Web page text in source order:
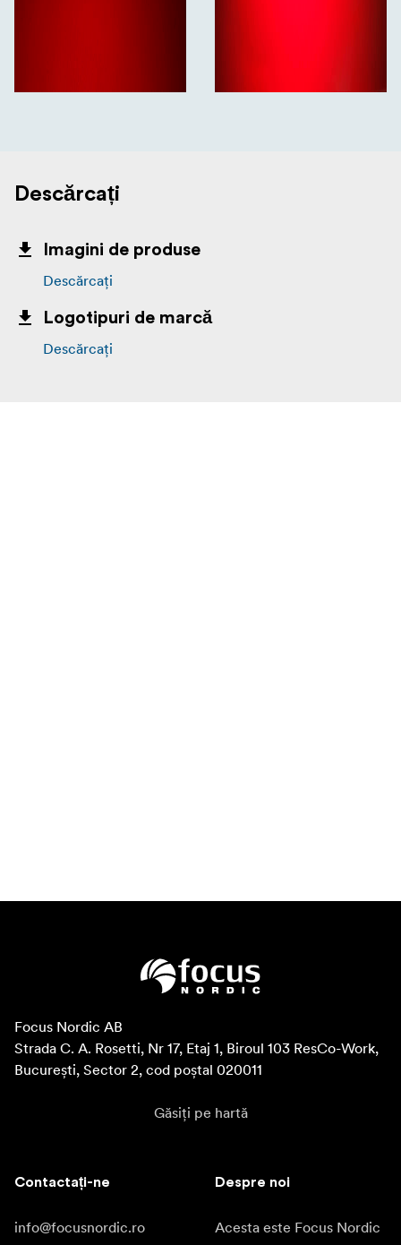
Descărcați
Imagini de produse
Descărcați
Logotipuri de marcă
Descărcați
Focus Nordic AB
Strada C. A. Rosetti, Nr 17, Etaj 1, Biroul 103 ResCo-Work,
București, Sector 2, cod poștal 020011
Găsiți pe hartă
Contactați-ne
info@focusnordic.ro
Despre noi
Acesta este Focus Nordic